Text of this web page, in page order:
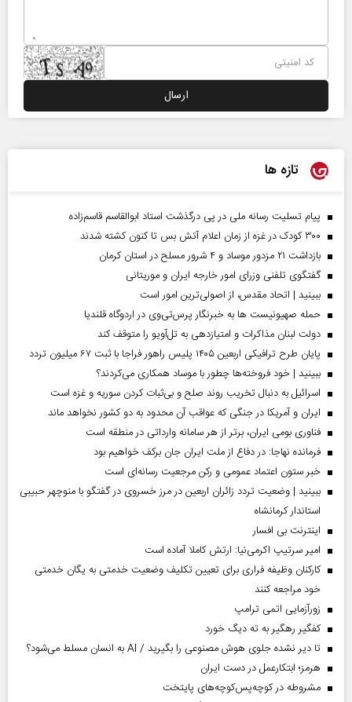
تازه ها
پیام تسلیت رسانه ملی در پی درگذشت استاد ابوالقاسم قاسم‌زاده
۳۰۰ کودک در غزه از زمان اعلام آتش بس تا کنون کشته شدند
بازداشت ۲۱ مزدور موساد و ۴ شرور مسلح در استان کرمان
گفتگوی تلفنی وزرای امور خارجه ایران و موریتانی
ببینید | اتحاد مقدس، از اصولی‌ترین امور است
حمله صهیونیست ها به خبرنگار پرس‌تی‌وی در اردوگاه قلندیا
دولت لبنان مذاکرات و امتیازدهی به تل‌آویو را متوقف کند
پایان طرح ترافیکی اربعین ۱۴۰۵ پلیس راهور فراجا با ثبت ۶۷ میلیون تردد
ببینید | خود فروخته‌ها چطور با موساد همکاری می‌کردند؟
اسرائیل به دنبال تخریب روند صلح و بی‌ثبات کردن سوریه و غزه است
ایران و آمریکا در جنگی که عواقب آن محدود به دو کشور نخواهد ماند
فناوری بومی ایران، برتر از هر سامانه وارداتی در منطقه است
فرمانده نهاجا: در دفاع از ملت ایران جان برکف خواهیم بود
خبر ستون اعتماد عمومی و رکن مرجعیت رسانه‌ای است
ببینید | وضعیت تردد زائران اربعین در مرز خسروی در گفتگو با منوچهر حبیبی
استاندار کرمانشاه
اینترنت بی افسار
امیر سرتیپ اکرمی‌نیا: ارتش کاملا آماده است
کارکنان وظیفه فراری برای تعیین تکلیف وضعیت خدمتی به یگان خدمتی
خود مراجعه کنند
زورآزمایی اتمی ترامپ
کفگیر رهگیر به ته دیگ خورد
تا دیر نشده جلوی هوش مصنوعی را بگیرید / AI به انسان مسلط می‌شود؟
هرمز؛ ابتکارعمل در دست ایران
مشروطه در کوچه‌پس‌کوچه‌های پایتخت